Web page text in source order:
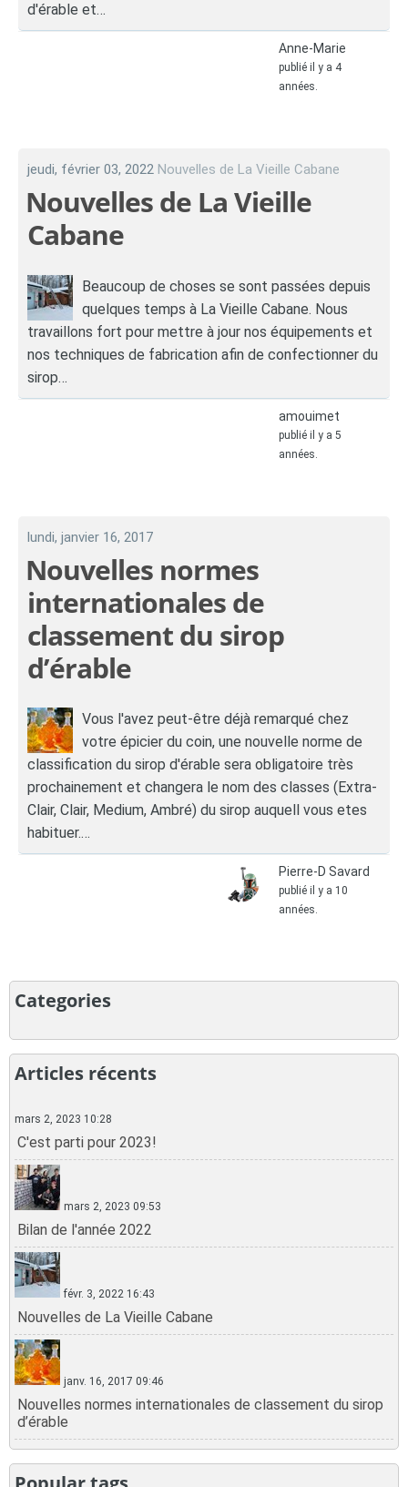
d'érable et…
Anne-Marie
publié il y a 4
années.
jeudi, février 03, 2022 Nouvelles de La Vieille Cabane
Nouvelles de La Vieille
Cabane
Beaucoup de choses se sont passées depuis
quelques temps à La Vieille Cabane. Nous
travaillons fort pour mettre à jour nos équipements et
nos techniques de fabrication afin de confectionner du
sirop…
amouimet
publié il y a 5
années.
lundi, janvier 16, 2017
Nouvelles normes
internationales de
classement du sirop
d’érable
Vous l'avez peut-être déjà remarqué chez
votre épicier du coin, une nouvelle norme de
classification du sirop d'érable sera obligatoire très
prochainement et changera le nom des classes (Extra-
Clair, Clair, Medium, Ambré) du sirop auquell vous etes
habituer.…
Pierre-D Savard
publié il y a 10
années.
Categories
Articles récents
mars 2, 2023 10:28
C'est parti pour 2023!
mars 2, 2023 09:53
Bilan de l'année 2022
févr. 3, 2022 16:43
Nouvelles de La Vieille Cabane
janv. 16, 2017 09:46
Nouvelles normes internationales de classement du sirop
d’érable